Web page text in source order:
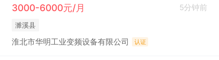
3000-6000元/月
5分钟前
濉溪县
淮北市华明工业变频设备有限公司 认证